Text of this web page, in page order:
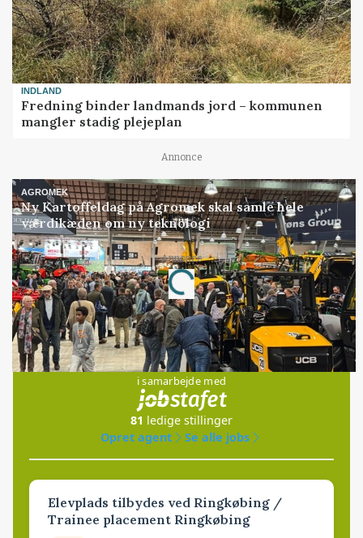
INDLAND
Fredning binder landmands jord – kommunen
mangler stadig plejeplan
Annonce
AGROMEK
Ny Kartoffeldag på Agromek skal samle hele
værdikæden om ny teknologi
Annonce
Loading...
Jobs
i samarbejde med
81 ledige stillinger
Opret agent
Se alle jobs
Elevplads tilbydes ved Ringkøbing /
Trainee placement Ringkøbing